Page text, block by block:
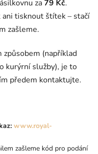
za79 Kč.
tisknout štítek – stačí
zašleme.
(například
kurýrní služby), je to
předem kontaktujte.
www.royal-
zašleme kód pro podání